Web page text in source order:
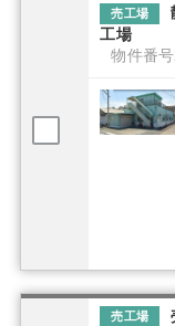
売工場
工場
物件番
売工場